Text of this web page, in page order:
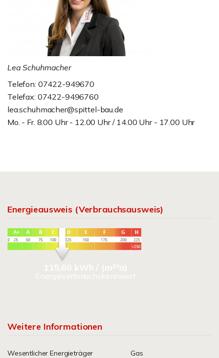
Lea Schuhmacher
Telefon: 07422-949670
Telefax: 07422-9496760
lea.schuhmacher@spittel-bau.de
Mo. - Fr. 8.00 Uhr - 12.00 Uhr / 14.00 Uhr - 17.00 Uhr
Energieausweis (Verbrauchsausweis)
115,60 kWh / (m²*a)
Energieverbrauchskennwert
Weitere Informationen
Wesentlicher Energieträger
Gas